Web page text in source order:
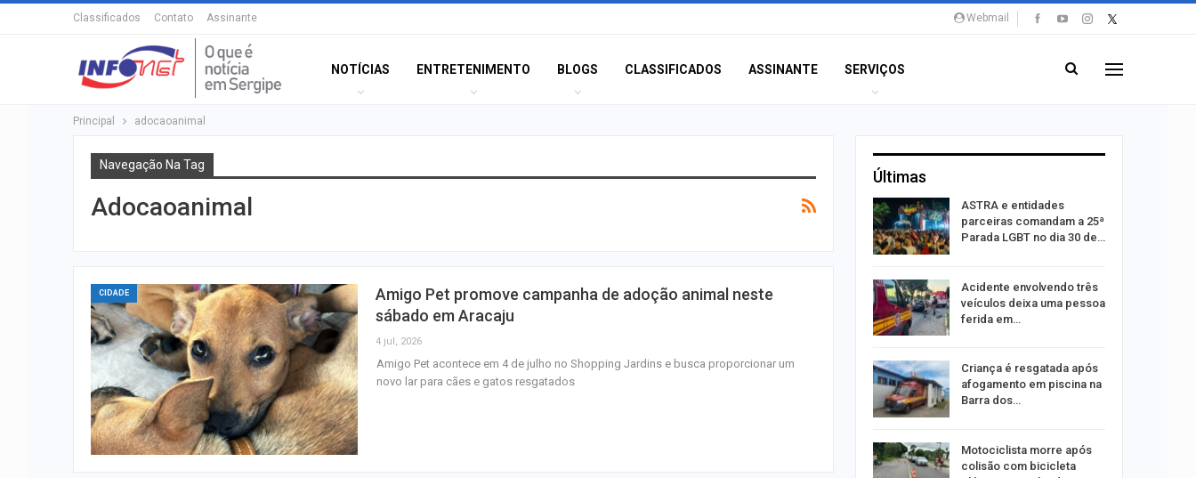
Webmail
Classificados Contato Assinante
NOTÍCIAS ENTRETENIMENTO BLOGS CLASSIFICADOS ASSINANTE SERVIÇOS
Principal adocaoanimal
Navegação Na Tag
Adocaoanimal
CIDADE
Amigo Pet promove campanha de adoção animal neste
sábado em Aracaju
4 jul, 2026
Amigo Pet acontece em 4 de julho no Shopping Jardins e busca proporcionar um
novo lar para cães e gatos resgatados
Últimas
TRT-SE convoca credores
BNB divulga orçamento de
R$ 1,3 bilhão em SE para
Workshop em Aracaju
ASTRA e entidades
parceiras comandam a 25ª
Parada LGBT no dia 30 de…
Acidente envolvendo três
veículos deixa uma pessoa
ferida em…
Criança é resgatada após
afogamento em piscina na
Barra dos…
Motociclista morre após
colisão com bicicleta